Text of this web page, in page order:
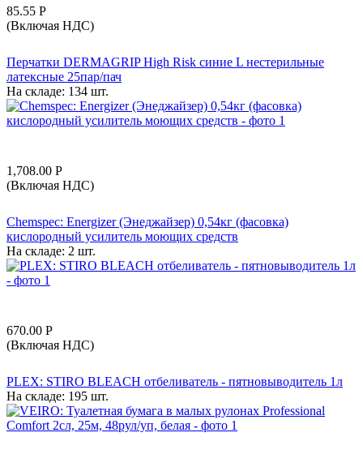
85.55 Р
(Включая НДС)
Перчатки DERMAGRIP High Risk синие L нестерильные
латексные 25пар/пач
На складе: 134 шт.
1,708.00 Р
(Включая НДС)
Chemspec: Energizer (Энеджайзер) 0,54кг (фасовка)
кислородный усилитель моющих средств
На складе: 2 шт.
670.00 Р
(Включая НДС)
PLEX: STIRO BLEACH отбеливатель - пятновыводитель 1л
На складе: 195 шт.